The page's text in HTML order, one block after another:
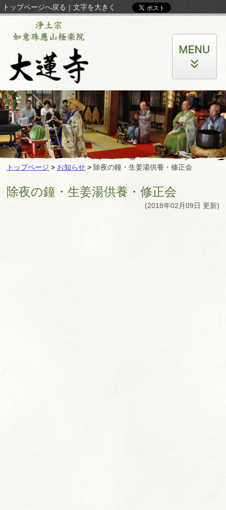
トップページへ戻る ｜ 文字を大きく
トップページ > お知らせ >除夜の鐘・生姜湯供養・修正会
除夜の鐘・生姜湯供養・修正会
(2018年02月09日 更新)